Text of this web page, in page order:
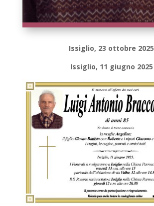
Issiglio, 23 ottobre 2025
Issiglio, 11 giugno 2025